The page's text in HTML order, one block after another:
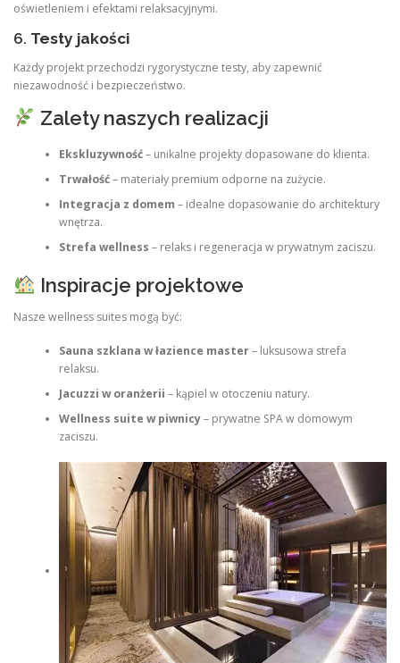
oświetleniem i efektami relaksacyjnymi.
6. Testy jakości
Każdy projekt przechodzi rygorystyczne testy, aby zapewnić
niezawodność i bezpieczeństwo.
Zalety naszych realizacji
Ekskluzywność– unikalne projekty dopasowane do klienta.
Trwałość– materiały premium odporne na zużycie.
Integracja z domem – idealne dopasowanie do architektury
wnętrza.
Strefa wellness – relaks i regeneracja w prywatnym zaciszu.
Inspiracje projektowe
Nasze wellness suites mogą być:
Sauna szklana w łazience master– luksusowa strefa
relaksu.
Jacuzzi w oranżerii – kąpiel w otoczeniu natury.
Wellness suite w piwnicy– prywatne SPA w domowym
zaciszu.